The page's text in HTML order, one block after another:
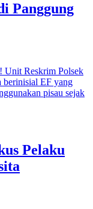
Panggung
Pelaku